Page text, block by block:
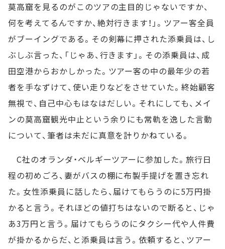
莫高窟を見るのがこのツアの主目的じゃないですか、
何を考えてるんですか、絶対行きます！」。ツアー客全員
がブーイングである。その剣幕に押された添乗員は、し
ぶしぶ言った、「じゃあ、行きます」。その添乗員は、成
田空港からおかしかった。ツアー客の中の最年少の若
者を手なずけて、使い走りなどをさせていた。終始顧客
無視で、自己中心もはなはだしい。それにしても、メイ
ンの莫高窟観光中止という余りにも常軌を逸した言動
について、筆者は未だに真意を計りかねている。
C社のオランダ・ベルギーツアーに参加した。旅行日
程の初めごろ、妻がバスの棚に布製手提げを置き忘れ
た。女性添乗員に話したら、届けてもらうのに5万円掛
かると言う。それほどの値打ちはないので断ると、じゃ
あ3万円と言う。届けてもらうのにタクシー代や人件費
が掛かるからだ、と添乗員は言う。依頼すると、ツアー